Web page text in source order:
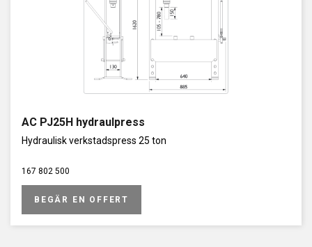
AC PJ25H hydraulpress
Hydraulisk verkstadspress 25 ton
167 802 500
BEGÄR EN OFFERT